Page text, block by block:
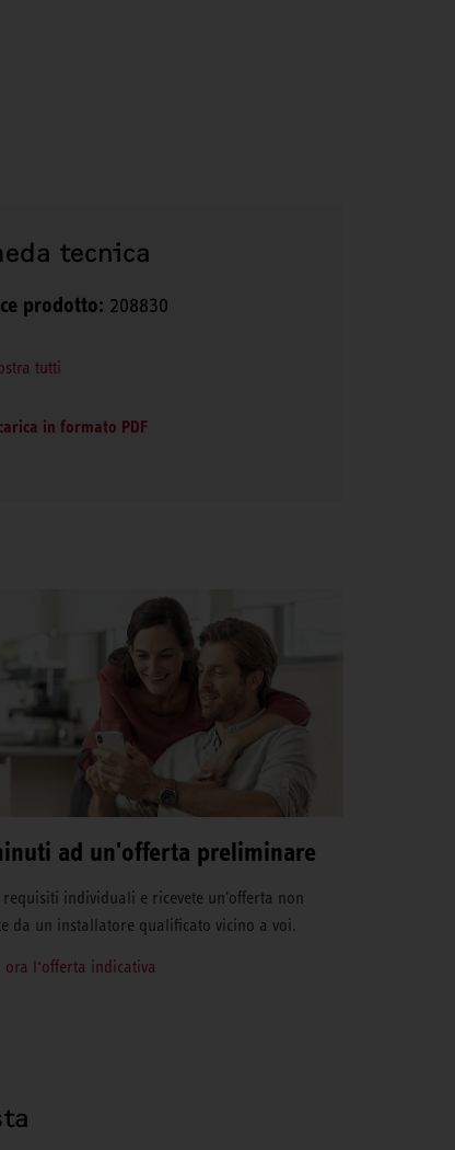
tecnica
prodotto: 208830
tutti
in formato PDF
ad un'offerta preliminare
requisiti individuali e ricevete un'offerta non
da un installatore qualificato vicino a voi.
ora l‘offerta indicativa